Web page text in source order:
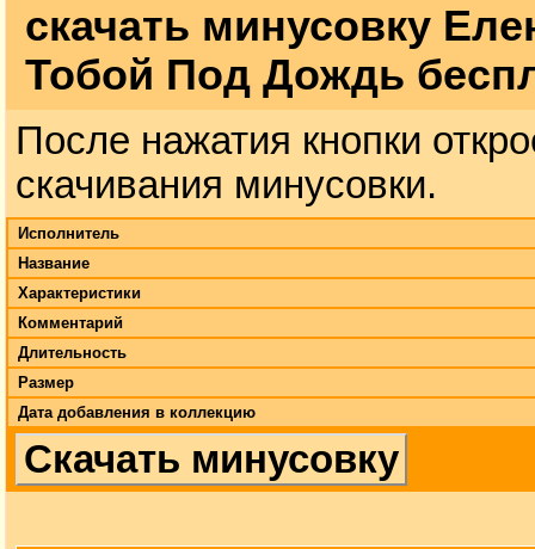
скачать минусовку
Тобой Под Дождь
После нажатия кнопки
скачивания минусовки.
Исполнитель
Название
Характеристики
Комментарий
Длительность
Размер
Дата добавления в коллекцию
Скачать минусовку